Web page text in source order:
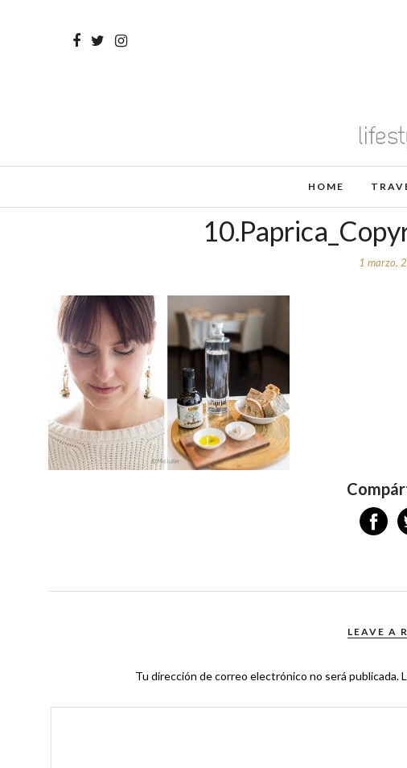
HOME
1 marzo,
LEAVE A
Tu dirección de correo electrónico no será publicada.